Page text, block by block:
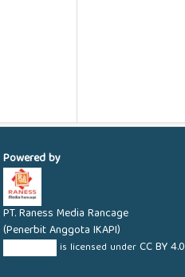
Powered by
PT. Raness Media Rancage
(Penerbit Anggota IKAPI)
is licensed underCC BY 4.0